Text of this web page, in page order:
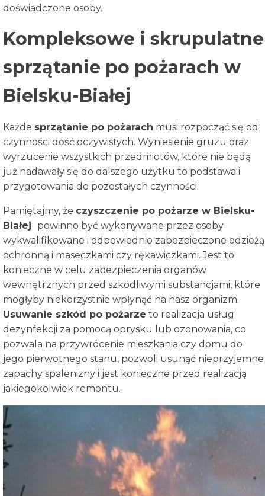
doświadczone osoby.
Kompleksowe i skrupulatne
sprzątanie po pożarach w
Bielsku-Białej
Każde sprzątanie po pożarach musi rozpocząć się od
czynności dość oczywistych. Wyniesienie gruzu oraz
wyrzucenie wszystkich przedmiotów, które nie będą
już nadawały się do dalszego użytku to podstawa i
przygotowania do pozostałych czynności.
Pamiętajmy, że czyszczenie po pożarze w Bielsku-
Białej powinno być wykonywane przez osoby
wykwalifikowane i odpowiednio zabezpieczone odzieżą
ochronną i maseczkami czy rękawiczkami. Jest to
konieczne w celu zabezpieczenia organów
wewnętrznych przed szkodliwymi substancjami, które
mogłyby niekorzystnie wpłynąć na nasz organizm.
Usuwanie szkód po pożarze to realizacja usług
dezynfekcji za pomocą oprysku lub ozonowania, co
pozwala na przywrócenie mieszkania czy domu do
jego pierwotnego stanu, pozwoli usunąć nieprzyjemne
zapachy spalenizny i jest konieczne przed realizacją
jakiegokolwiek remontu.